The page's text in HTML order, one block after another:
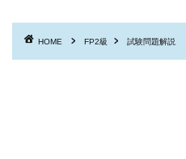
HOME FP2級 試験問題解説